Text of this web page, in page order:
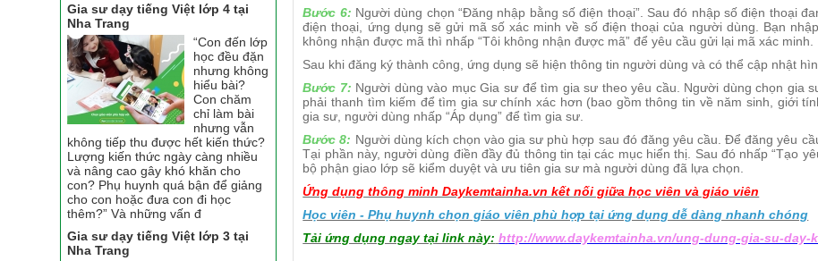
Bước 6: Người dùng chọn “Đăng nhập bằng số điện thoại”. Sau đó nhập số điện thoại
điện thoại, ứng dụng sẽ gửi mã số xác minh về số điện thoại của người dùng. Bạn
không nhận được mã thì nhấp “Tôi không nhận được mã” để yêu cầu gửi lại mã xác minh.
Sau khi đăng ký thành công, ứng dụng sẽ hiện thông tin người dùng và có thể cập nhật
Bước 7: Người dùng vào mục Gia sư để tìm gia sư theo yêu cầu. Người dùng chọn gia
phải thanh tìm kiếm để tìm gia sư chính xác hơn (bao gồm thông tin về năm sinh, giới
gia sư, người dùng nhấp “Áp dụng” để tìm gia sư.
Bước 8: Người dùng kích chọn vào gia sư phù hợp sau đó đăng yêu cầu. Để đăng yêu
Tại phần này, người dùng điền đầy đủ thông tin tại các mục hiển thị. Sau đó nhấp “Tạo
bộ phận giao lớp sẽ kiểm duyệt và ưu tiên gia sư mà người dùng đã lựa chọn.
Ứng dụng thông minh Daykemtainha.vn kết nối giữa học viên và giáo viên
Học viên - Phụ huynh chọn giáo viên phù hợp tại ứng dụng dễ dàng nhanh chóng
Tải ứng dụng ngay tại link này: http://www.daykemtainha.vn/ung-dung-gia-su-day-
Gia sư dạy tiếng Việt lớp 4 tại
Nha Trang
“Con đến lớp
học đều đặn
nhưng không
hiểu bài?
Con chăm
chỉ làm bài
nhưng vẫn
không tiếp thu được hết kiến thức?
Lượng kiến thức ngày càng nhiều
và nâng cao gây khó khăn cho
con? Phụ huynh quá bận để giảng
cho con hoặc đưa con đi học
thêm?” Và những vấn đ
Gia sư dạy tiếng Việt lớp 3 tại
Nha Trang